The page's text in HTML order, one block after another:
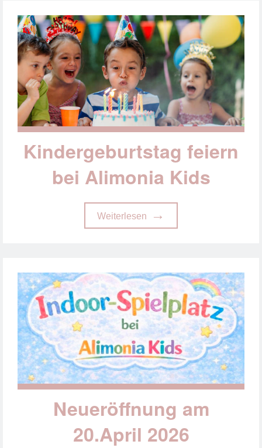
Kindergeburtstag feiern
bei Alimonia Kids
Weiterlesen
Neueröffnung am
20.April 2026